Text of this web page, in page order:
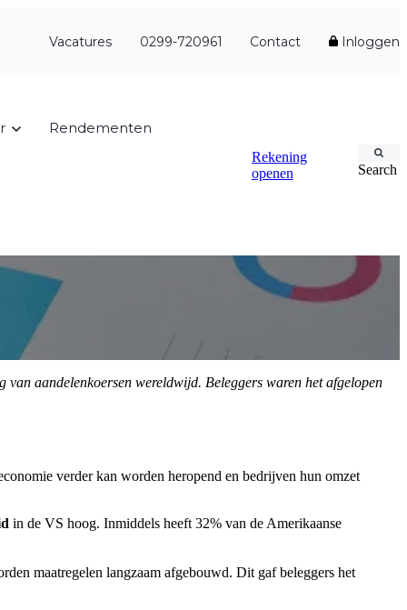
Vacatures 0299-720961 Contact Inloggen
Rendementen
Rekening
openen
Search
aandelenkoersen wereldwijd. Beleggers waren het afgelopen
verder kan worden heropend en bedrijven hun omzet
in de VS hoog. Inmiddels heeft 32% van de Amerikaanse
maatregelen langzaam afgebouwd. Dit gaf beleggers het